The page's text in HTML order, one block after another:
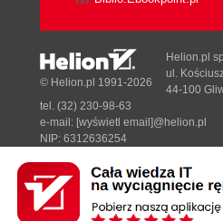
Designed with ♥ byTonik.pl
© Helion.pl 1991-2026
Helion.pl
ul.
44-100
tel. (32) 230-98-63
e-mail: [wyświetl email]@helion.pl
NIP: 6312636254